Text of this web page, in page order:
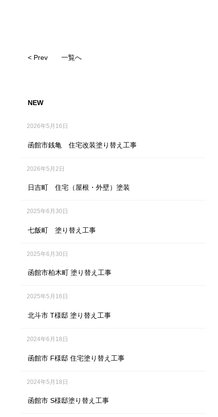
< Prev 一覧へ
NEW
2026年5月16日
函館市銭亀 住宅改装塗り替え工事
2026年5月2日
日吉町 住宅（屋根・外壁）塗装
2025年6月30日
七飯町 塗り替え工事
2025年6月30日
函館市柏木町 塗り替え工事
2025年5月16日
北斗市 T様邸 塗り替え工事
2024年6月18日
函館市 F様邸 住宅塗り替え工事
2024年5月18日
函館市 S様邸塗り替え工事